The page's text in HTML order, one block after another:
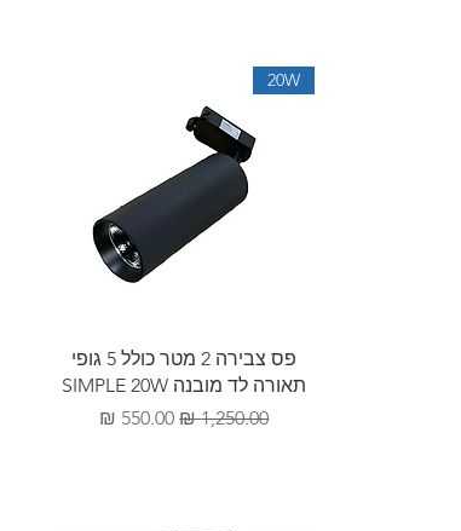
תצוגה מהירה
20W
פס צבירה 2 מטר כולל 5 גופי
תאורה לד מובנה SIMPLE 20W
מחיר רגיל‏1,250.00 ‏₪ מחיר מבצע